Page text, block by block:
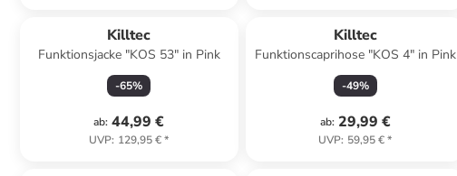
Killtec
Funktionsjacke "KOS 53" in Pink
-65%
ab: 44,99 €
UVP: 129,95 €*
Killtec
Funktionscaprihose "KOS 4" in Pink
-49%
ab: 29,99 €
UVP: 59,95 €*